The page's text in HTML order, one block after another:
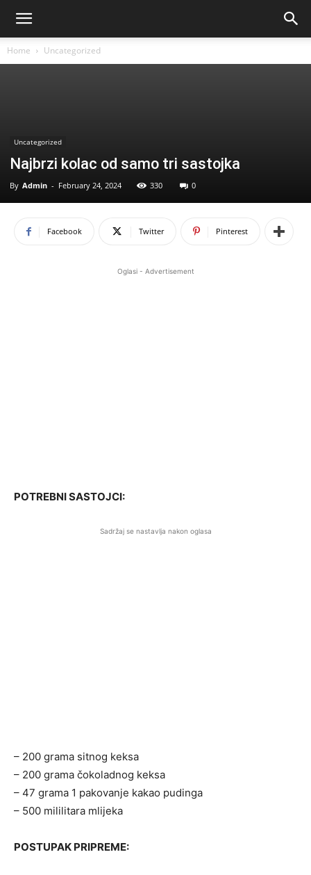
Home Uncategorized
Uncategorized
Najbrzi kolac od samo tri sastojka
By Admin - February 24, 2024 330 0
Facebook Twitter Pinterest
Oglasi - Advertisement
POTREBNI SASTOJCI:
Sadržaj se nastavlja nakon oglasa
– 200 grama sitnog keksa
– 200 grama čokoladnog keksa
– 47 grama 1 pakovanje kakao pudinga
– 500 mililitara mlijeka
POSTUPAK PRIPREME: